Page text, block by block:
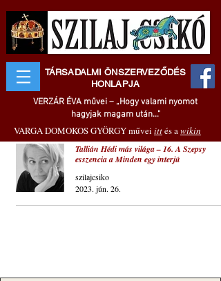
TÁRSADALMI ÖNSZERVEZŐDÉS
HONLAPJA
VERZÁR ÉVA művei – „Hogy valami nyomot
hagyjak magam után..."
VARGA DOMOKOS GYÖRGY művei ittés awikin
Tallián Hédi más világa – 16. A Szepsy
esszencia a Minden egy interjú
szilajcsiko
2023. jún. 26.